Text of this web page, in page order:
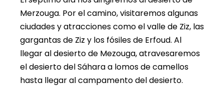
Merzouga. Por el camino, visitaremos algunas
ciudades y atracciones como el valle de Ziz, las
gargantas de Ziz y los fósiles de Erfoud. Al
llegar al desierto de Mezouga, atravesaremos
el desierto del Sáhara a lomos de camellos
hasta llegar al campamento del desierto.